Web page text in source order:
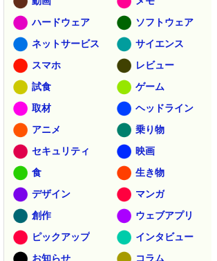
ハードウェア
ソフトウェア
ネットサービス
サイエンス
スマホ
レビュー
試食
ゲーム
取材
ヘッドライン
アニメ
乗り物
セキュリティ
映画
食
生き物
デザイン
マンガ
創作
ウェブアプリ
ピックアップ
インタビュー
お知らせ
コラム